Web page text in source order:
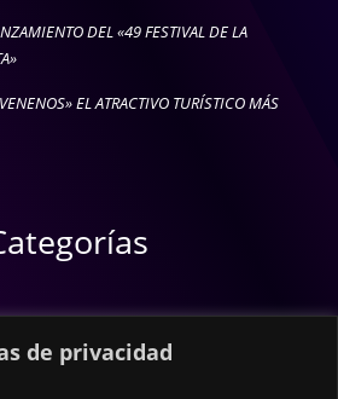
de privacidad
DEL «49 FESTIVAL DE LA
EL ATRACTIVO TURÍSTICO MÁS